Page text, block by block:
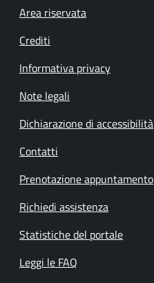
Footer menu
Area riservata
Crediti
Informativa privacy
Note legali
Dichiarazione di accessibilità
Contatti
Prenotazione appuntamento
Richiedi assistenza
Statistiche del portale
Leggi le FAQ